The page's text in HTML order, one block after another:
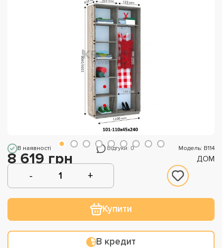
В наявності Відгуки: 0 Модель: В114
8 619 грн ДОМ
Купити
В кредит